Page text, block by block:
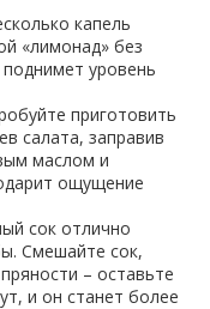
капель
«лимонад» без
уровень
приготовить
салата, заправив
маслом и
ощущение
сок отлично
Смешайте сок,
– оставьте
и он станет более